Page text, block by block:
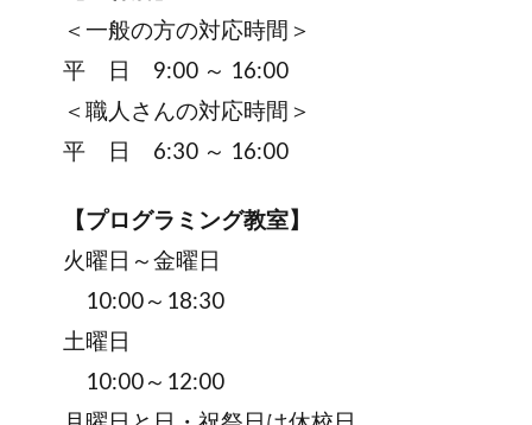
＜一般の方の対応時間＞
平 日 9:00 ～ 16:00
＜職人さんの対応時間＞
平 日 6:30 ～ 16:00
【プログラミング教室】
火曜日～金曜日
10:00～18:30
土曜日
10:00～12:00